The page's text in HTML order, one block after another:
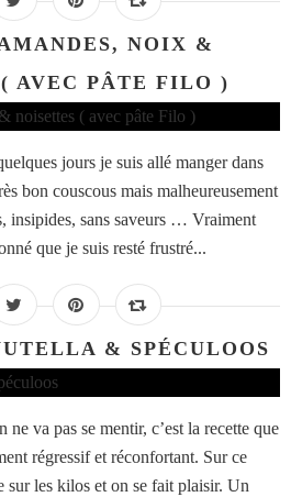
NOIX &
AVEC PÂTE FILO )
jours je suis allé manger dans
bon couscous mais malheureusement
insipides, sans saveurs … Vraiment
que je suis resté frustré...
& SPÉCULOOS
va pas se mentir, c’est la recette que
régressif et réconfortant. Sur ce
sur les kilos et on se fait plaisir. Un